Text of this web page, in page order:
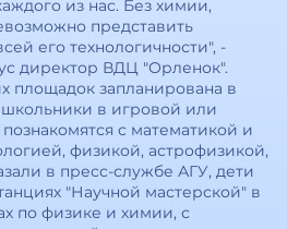
из нас. Без химии,
представить
его технологичности", -
директор ВДЦ "Орленок".
площадок запланирована в
школьники в игровой или
с математикой и
физикой, астрофизикой,
в пресс-службе АГУ, дети
"Научной мастерской" в
по физике и химии, с